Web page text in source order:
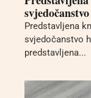
Predstavljena
svjedočanstvo
predstavljena...